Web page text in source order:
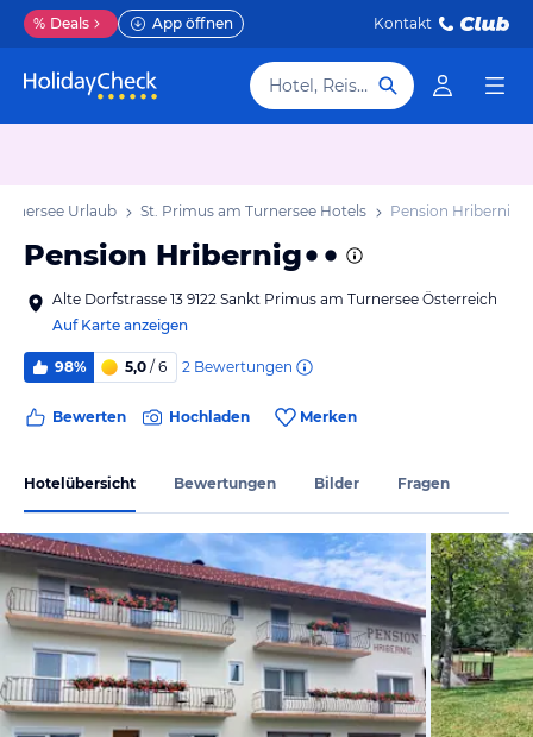
% Deals App öffnen Kontakt
Hotel, Reiseziel
Urlaub St. Primus am Turnersee Hotels Pension Hribernig
Pension Hribernig
Alte Dorfstrasse 13 9122 Sankt Primus am Turnersee Österreich
Auf Karte anzeigen
98% 5,0 / 6 2 Bewertungen
Bewerten Hochladen Merken
Hotelübersicht Bewertungen Bilder Fragen